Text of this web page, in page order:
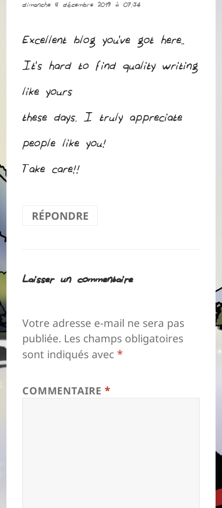
dimanche 8 décembre 2019 à 07:34
Excellent blog you’ve got here..
It’s hard to find quality writing
like yours
these days. I truly appreciate
people like you!
Take care!!
RÉPONDRE
Laisser un commentaire
Votre adresse e-mail ne sera pas
publiée. Les champs obligatoires
sont indiqués avec *
COMMENTAIRE *